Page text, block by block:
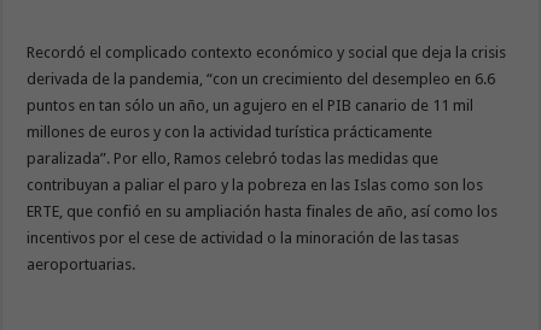
Recordó el complicado contexto económico y social que deja la crisis
derivada de la pandemia, “con un crecimiento del desempleo en 6.6
puntos en tan sólo un año, un agujero en el PIB canario de 11 mil
millones de euros y con la actividad turística prácticamente
paralizada”. Por ello, Ramos celebró todas las medidas que
contribuyan a paliar el paro y la pobreza en las Islas como son los
ERTE, que confió en su ampliación hasta finales de año, así como los
incentivos por el cese de actividad o la minoración de las tasas
aeroportuarias.